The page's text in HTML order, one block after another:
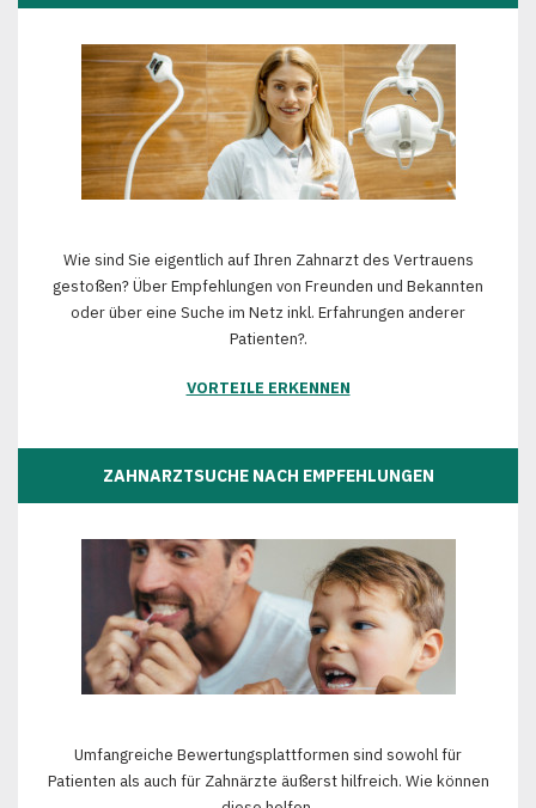
Wie sind Sie eigentlich auf Ihren Zahnarzt des Vertrauens
gestoßen? Über Empfehlungen von Freunden und Bekannten
oder über eine Suche im Netz inkl. Erfahrungen anderer
Patienten?.
VORTEILE ERKENNEN
ZAHNARZTSUCHE NACH EMPFEHLUNGEN
Umfangreiche Bewertungsplattformen sind sowohl für
Patienten als auch für Zahnärzte äußerst hilfreich. Wie können